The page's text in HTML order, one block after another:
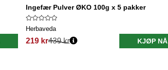
Ingefær Pulver ØKO 100g x 5 pakker
Herbaveda
219 kr439 kr KJØP NÅ